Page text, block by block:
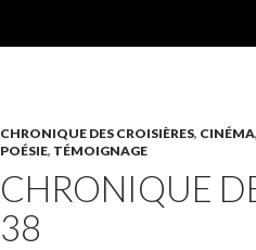
CHRONIQUE DES CROISIÈRES, CINÉMA,
POÉSIE, TÉMOIGNAGE
CHRONIQUE
38